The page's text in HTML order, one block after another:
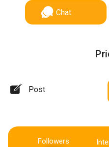
Chat
Post
Followers